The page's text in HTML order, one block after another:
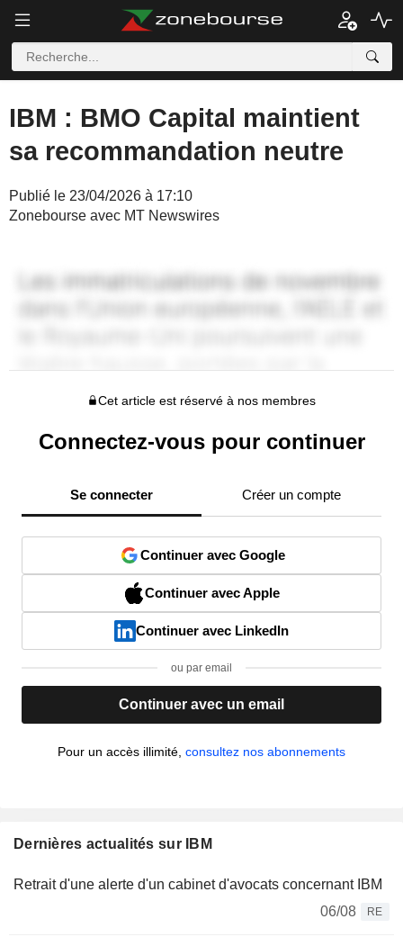
IBM : BMO Capital maintient
sa recommandation neutre
Publié le 23/04/2026 à 17:10
Zonebourse avec MT Newswires
Cet article est réservé à nos membres
Connectez-vous pour continuer
Se connecter Créer un compte
Continuer avec Google
Continuer avec Apple
Continuer avec LinkedIn
ou par email
Continuer avec un email
Pour un accès illimité, consultez nos abonnements
Dernières actualités sur IBM
Retrait d'une alerte d'un cabinet d'avocats concernant IBM
06/08
RE